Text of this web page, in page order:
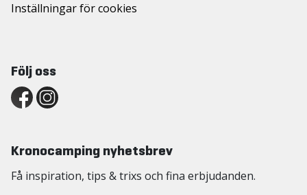
Inställningar för cookies
Följ oss
Kronocamping nyhetsbrev
Få inspiration, tips & trixs och fina erbjudanden.